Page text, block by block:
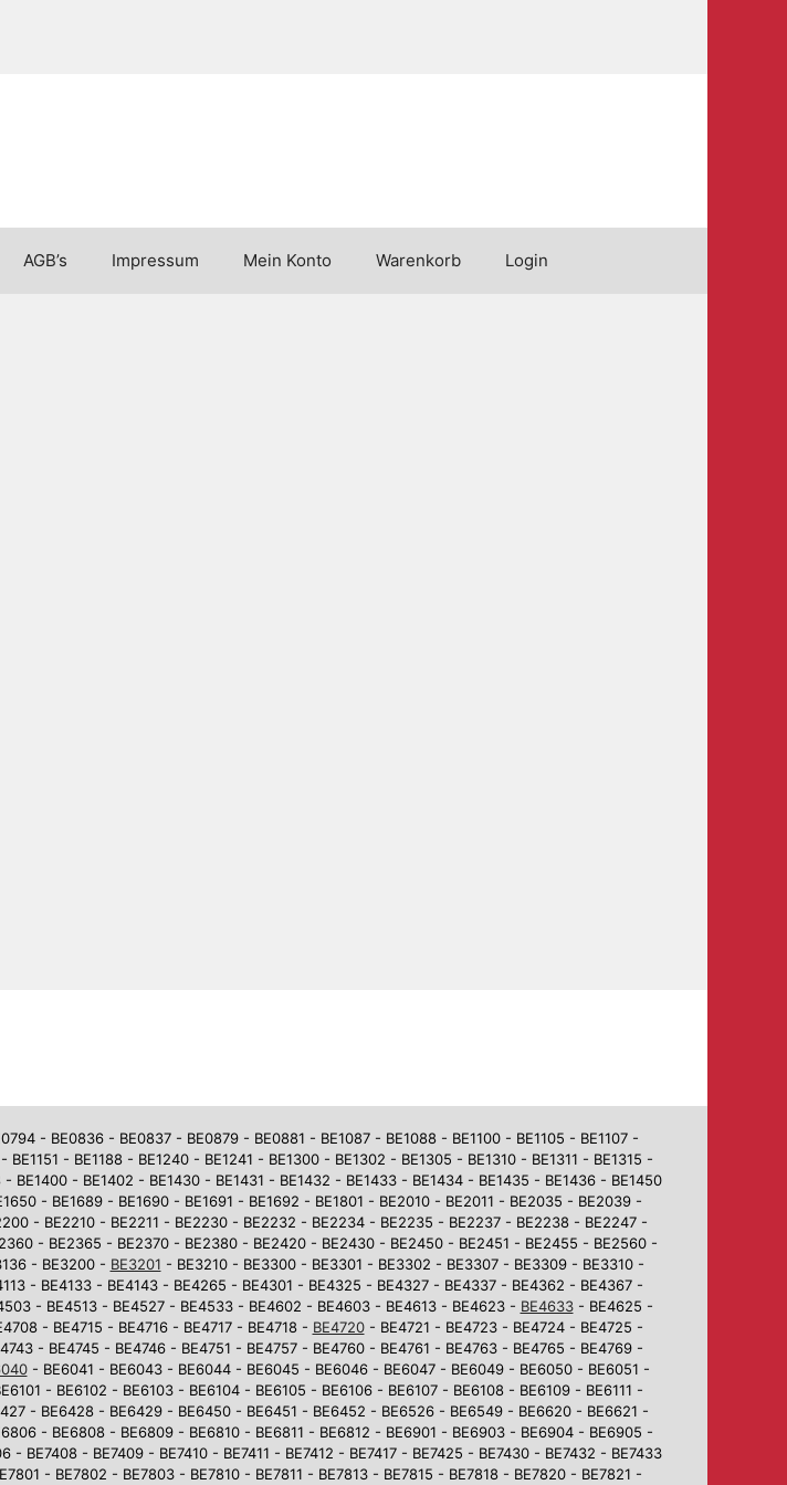
AGB’s Impressum Mein Konto Warenkorb Login
- BE0836 - BE0837 - BE0879 - BE0881 - BE1087 - BE1088 - BE1100 - BE1105 - BE1107 -
- BE1188 - BE1240 - BE1241 - BE1300 - BE1302 - BE1305 - BE1310 - BE1311 - BE1315 -
BE1400 - BE1402 - BE1430 - BE1431 - BE1432 - BE1433 - BE1434 - BE1435 - BE1436 - BE1450
- BE1689 - BE1690 - BE1691 - BE1692 - BE1801 - BE2010 - BE2011 - BE2035 - BE2039 -
- BE2210 - BE2211 - BE2230 - BE2232 - BE2234 - BE2235 - BE2237 - BE2238 - BE2247 -
- BE2365 - BE2370 - BE2380 - BE2420 - BE2430 - BE2450 - BE2451 - BE2455 - BE2560 -
- BE3200 - BE3201 - BE3210 - BE3300 - BE3301 - BE3302 - BE3307 - BE3309 - BE3310 -
- BE4133 - BE4143 - BE4265 - BE4301 - BE4325 - BE4327 - BE4337 - BE4362 - BE4367 -
- BE4513 - BE4527 - BE4533 - BE4602 - BE4603 - BE4613 - BE4623 - BE4633- BE4625 -
- BE4715 - BE4716 - BE4717 - BE4718 - BE4720- BE4721 - BE4723 - BE4724 - BE4725 -
- BE4745 - BE4746 - BE4751 - BE4757 - BE4760 - BE4761 - BE4763 - BE4765 - BE4769 -
- BE6041 - BE6043 - BE6044 - BE6045 - BE6046 - BE6047 - BE6049 - BE6050 - BE6051 -
- BE6102 - BE6103 - BE6104 - BE6105 - BE6106 - BE6107 - BE6108 - BE6109 - BE6111 -
- BE6428 - BE6429 - BE6450 - BE6451 - BE6452 - BE6526 - BE6549 - BE6620 - BE6621 -
- BE6808 - BE6809 - BE6810 - BE6811 - BE6812 - BE6901 - BE6903 - BE6904 - BE6905 -
BE7408 - BE7409 - BE7410 - BE7411 - BE7412 - BE7417 - BE7425 - BE7430 - BE7432 - BE7433
- BE7802 - BE7803 - BE7810 - BE7811 - BE7813 - BE7815 - BE7818 - BE7820 - BE7821 -